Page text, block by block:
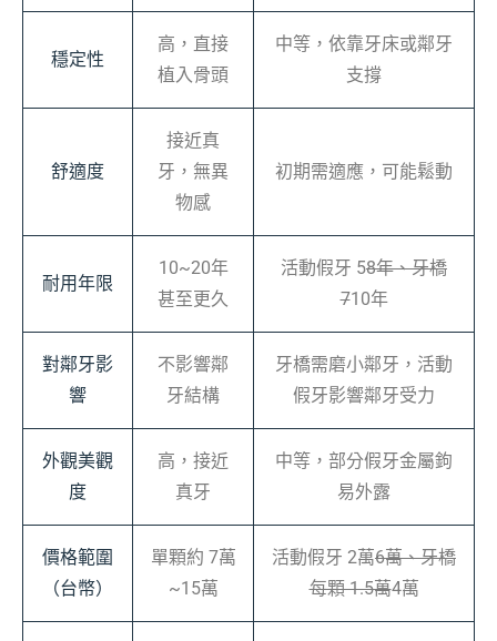
穩定性
高，直接
植入骨頭
中等，依靠牙床或鄰牙
支撐
舒適度
接近真
牙，無異
物感
初期需適應，可能鬆動
耐用年限
10~20年
甚至更久
活動假牙 58年、牙橋
710年
對鄰牙影
響
不影響鄰
牙結構
牙橋需磨小鄰牙，活動
假牙影響鄰牙受力
外觀美觀
度
高，接近
真牙
中等，部分假牙金屬鉤
易外露
價格範圍
（台幣）
單顆約 7萬
~15萬
活動假牙 2萬6萬、牙橋
每顆 1.5萬4萬